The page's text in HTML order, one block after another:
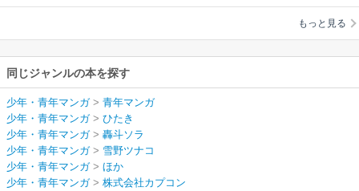
雪野ツナコ/ほか/
もっと見る
同じジャンルの本を探す
少年・青年マンガ> 青年マンガ
少年・青年マンガ> ひたき
少年・青年マンガ> 轟斗ソラ
少年・青年マンガ> 雪野ツナコ
少年・青年マンガ> ほか
少年・青年マンガ> 株式会社カプコン